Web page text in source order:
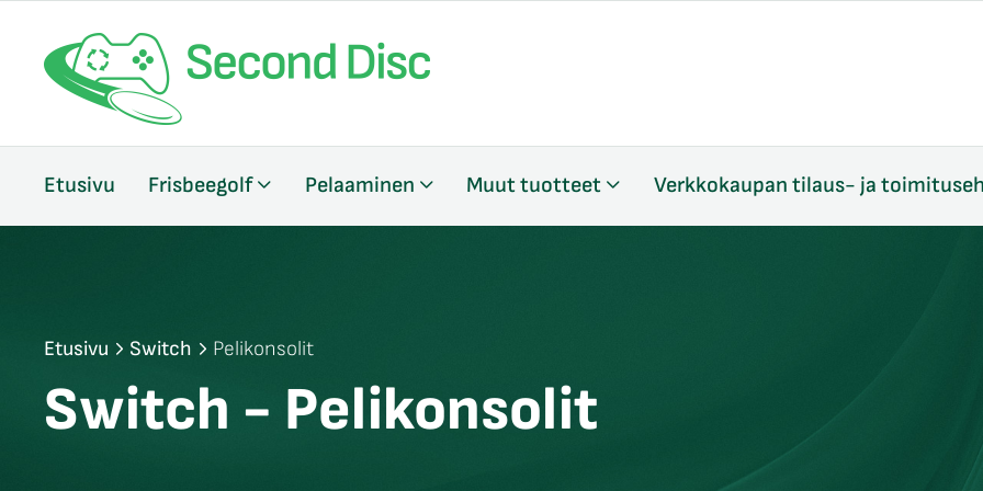
Etusivu Frisbeegolf Pelaaminen Muut tuotteet Verkkokaupan tilaus- ja
Etusivu Switch Pelikonsolit
Switch - Pelikonsolit
sulje
sulje